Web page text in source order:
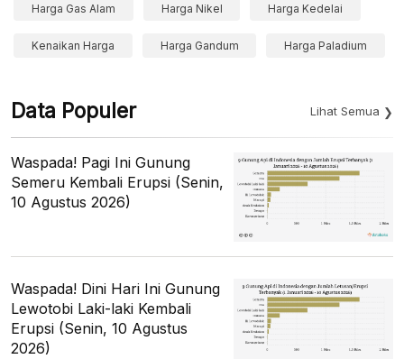
Harga Gas Alam Harga Nikel Harga Kedelai
Kenaikan Harga Harga Gandum Harga Paladium
Data Populer Lihat Semua
Waspada! Pagi Ini Gunung
Semeru Kembali Erupsi (Senin,
10 Agustus 2026)
Waspada! Dini Hari Ini Gunung
Lewotobi Laki-laki Kembali
Erupsi (Senin, 10 Agustus
2026)